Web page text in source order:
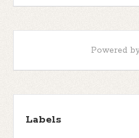
Powered
Labels